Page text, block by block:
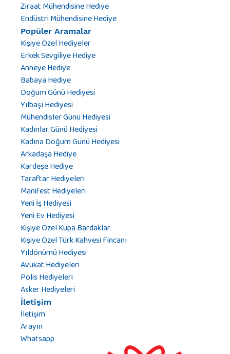
Ziraat Mühendisine Hediye
Endüstri Mühendisine Hediye
Popüler Aramalar
Kişiye Özel Hediyeler
Erkek Sevgiliye Hediye
Anneye Hediye
Babaya Hediye
Doğum Günü Hediyesi
Yılbaşı Hediyesi
Mühendisler Günü Hediyesi
Kadınlar Günü Hediyesi
Kadına Doğum Günü Hediyesi
Arkadaşa Hediye
Kardeşe Hediye
Taraftar Hediyeleri
Manifest Hediyeleri
Yeni İş Hediyesi
Yeni Ev Hediyesi
Kişiye Özel Kupa Bardaklar
Kişiye Özel Türk Kahvesi Fincanı
Yıldönümü Hediyesi
Avukat Hediyeleri
Polis Hediyeleri
Asker Hediyeleri
İletişim
İletişim
Arayın
Whatsapp